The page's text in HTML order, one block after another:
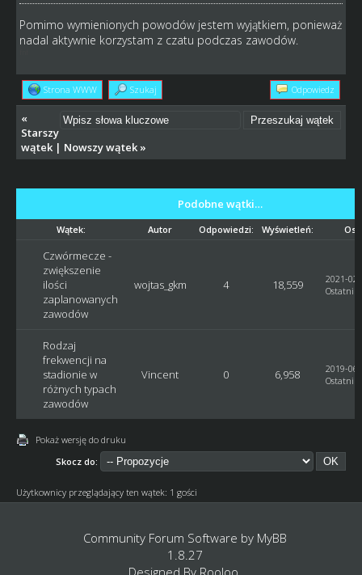
Pomimo wymienionych powodów jestem wyjątkiem, ponieważ
nadal aktywnie korzystam z czatu podczas zawodów.
Strona WWW Szukaj Odpowiedz
«
Starszy
wątek| Nowszy wątek»
Podobne wątki…
Wątek: Autor Odpowiedzi: Wyświetleń:
Czwórmecze -
zwiększenie
ilości
zaplanowanych
zawodów
wojtas_gkm 4 18,559
2021-
Ostatni
Rodzaj
frekwencji na
stadionie w
różnych typach
zawodów
Vincent 0 6,958
2019-
Ostatni
Pokaż wersję do druku
Skocz do:
Użytkownicy przeglądający ten wątek: 1 gości
Community Forum Software by MyBB
1.8.27
Designed By Rooloo